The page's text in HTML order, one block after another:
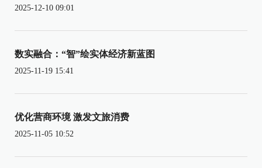
2025-12-10 09:01
数实融合：“智”绘实体经济新蓝图
2025-11-19 15:41
优化营商环境 激发文旅消费
2025-11-05 10:52